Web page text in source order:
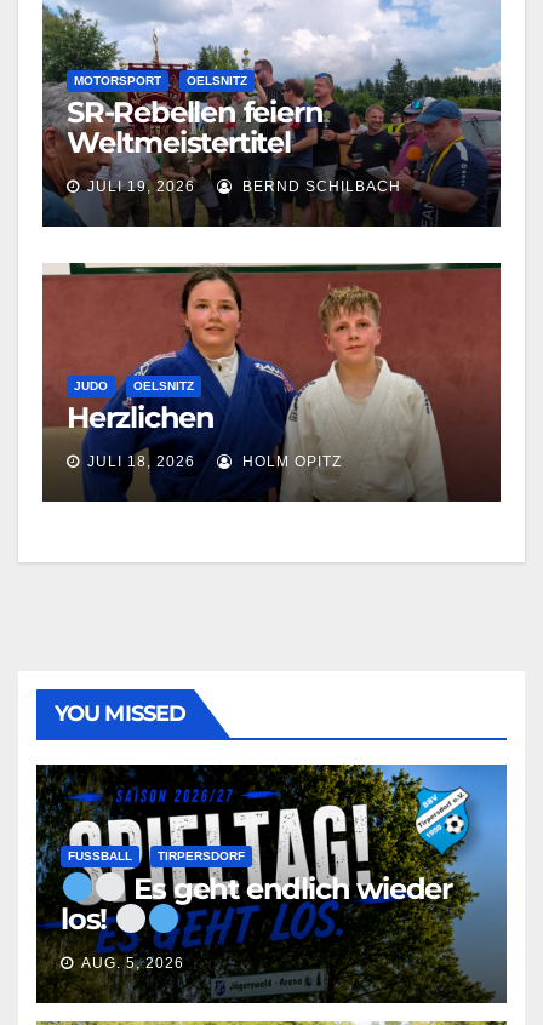
MOTORSPORT OELSNITZ
SR-Rebellen feiern
Weltmeistertitel
JULI 19, 2026 BERND SCHILBACH
JUDO OELSNITZ
Herzlichen
JULI 18, 2026 HOLM OPITZ
YOU MISSED
FUSSBALL TIRPERSDORF
Es geht endlich wieder
los!
AUG. 5, 2026